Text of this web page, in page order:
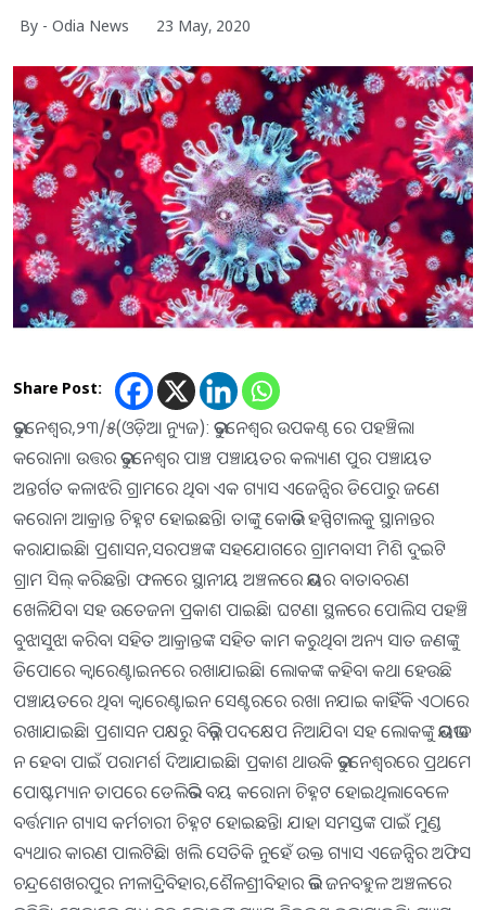
By - Odia News 23 May, 2020
Share Post:
ଭୁବନେଶ୍ୱର,୨୩/୫(ଓଡ଼ିଆ ନ୍ୟୁଜ): ଭୁବନେଶ୍ୱର ଉପକଣ୍ଠ ରେ ପହଞ୍ଚିଲା
କରୋନା। ଉତ୍ତର ଭୁବନେଶ୍ୱର ପାଞ୍ଚ ପଞ୍ଚାୟତର କଲ୍ୟାଣ ପୁର ପଞ୍ଚାୟତ
ଅନ୍ତର୍ଗତ କଳାଝରି ଗ୍ରାମରେ ଥିବା ଏକ ଗ୍ୟାସ ଏଜେନ୍ସିର ଡିପୋରୁ ଜଣେ
କରୋନା ଆକ୍ରାନ୍ତ ଚିହ୍ନଟ ହୋଇଛନ୍ତି। ତାଙ୍କୁ କୋଭିଡ ହସ୍ପିଟାଲକୁ ସ୍ଥାନାନ୍ତର
କରାଯାଇଛି। ପ୍ରଶାସନ,ସରପଞ୍ଚଙ୍କ ସହଯୋଗରେ ଗ୍ରାମବାସୀ ମିଶି ଦୁଇଟି
ଗ୍ରାମ ସିଲ୍ କରିଛନ୍ତି। ଫଳରେ ସ୍ଥାନୀୟ ଅଞ୍ଚଳରେ ଭୟର ବାତାବରଣ
ଖେଳିଯିବା ସହ ଉତେଜନା ପ୍ରକାଶ ପାଇଛି। ଘଟଣା ସ୍ଥଳରେ ପୋଲିସ ପହଞ୍ଚି
ବୁଝାସୁଝା କରିବା ସହିତ ଆକ୍ରାନ୍ତଙ୍କ ସହିତ କାମ କରୁଥିବା ଅନ୍ୟ ସାତ ଜଣଙ୍କୁ
ଡିପୋରେ କ୍ବାରେଣ୍ଟାଇନରେ ରଖାଯାଇଛି। ଲୋକଙ୍କ କହିବା କଥା ହେଉଛି
ପଞ୍ଚାୟତରେ ଥିବା କ୍ବାରେଣ୍ଟାଇନ ସେଣ୍ଟରରେ ରଖା ନଯାଇ କାହିଁକି ଏଠାରେ
ରଖାଯାଇଛି। ପ୍ରଶାସନ ପକ୍ଷରୁ ବିଭିନ୍ନ ପଦକ୍ଷେପ ନିଆଯିବା ସହ ଲୋକଙ୍କୁ ଭୟଭୀତ
ନ ହେବା ପାଇଁ ପରାମର୍ଶ ଦିଆଯାଇଛି। ପ୍ରକାଶ ଥାଉକି ଭୁବନେଶ୍ବରରେ ପ୍ରଥମେ
ପୋଷ୍ଟମ୍ୟାନ ତାପରେ ଡେଲିଭରି ବୟ କରୋନା ଚିହ୍ନଟ ହୋଇଥିଲାବେଳେ
ବର୍ତ୍ତମାନ ଗ୍ୟାସ କର୍ମଚାରୀ ଚିହ୍ନଟ ହୋଇଛନ୍ତି। ଯାହା ସମସ୍ତଙ୍କ ପାଇଁ ମୁଣ୍ଡ
ବ୍ୟଥାର କାରଣ ପାଲଟିଛି। ଖଲି ସେତିକି ନୁହେଁ ଉକ୍ତ ଗ୍ୟାସ ଏଜେନ୍ସିର ଅଫିସ
ଚନ୍ଦ୍ରଶେଖରପୁର ନୀଳାଦ୍ରିବିହାର,ଶୈଳଶ୍ରୀବିହାର ଭଳି ଜନବହୁଳ ଅଞ୍ଚଳରେ